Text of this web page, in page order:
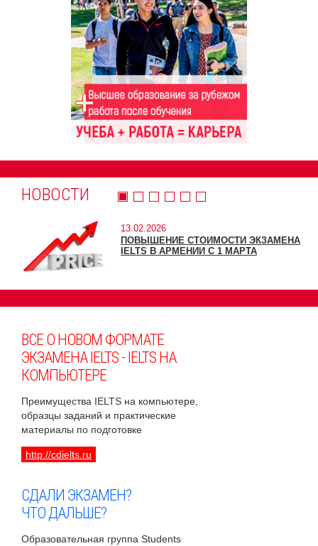
НОВОСТИ
13.02.2026
ПОВЫШЕНИЕ СТОИМОСТИ ЭКЗАМЕНА
IELTS В АРМЕНИИ С 1 МАРТА
ВСЕ О НОВОМ ФОРМАТЕ
ЭКЗАМЕНА IELTS - IELTS НА
КОМПЬЮТЕРЕ
Преимущества IELTS на компьютере,
образцы заданий и практические
материалы по подготовке
http://cdielts.ru
СДАЛИ ЭКЗАМЕН?
ЧТО ДАЛЬШЕ?
Образовательная группа Students